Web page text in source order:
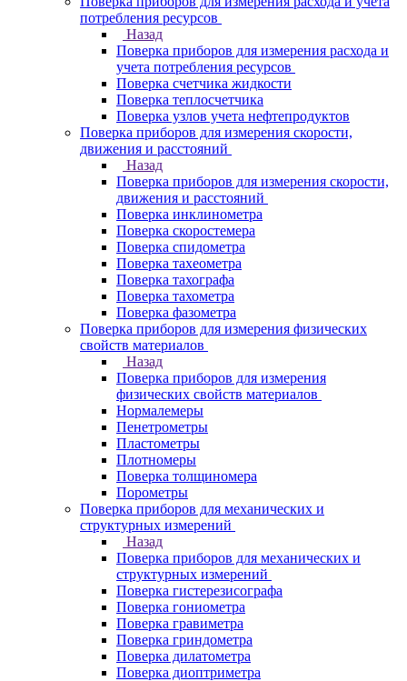
потребления ресурсов
Назад
Поверка приборов для измерения расхода и
учета потребления ресурсов
Поверка счетчика жидкости
Поверка теплосчетчика
Поверка узлов учета нефтепродуктов
Поверка приборов для измерения скорости,
движения и расстояний
Назад
Поверка приборов для измерения скорости,
движения и расстояний
Поверка инклинометра
Поверка скоростемера
Поверка спидометра
Поверка тахеометра
Поверка тахографа
Поверка тахометра
Поверка фазометра
Поверка приборов для измерения физических
свойств материалов
Назад
Поверка приборов для измерения
физических свойств материалов
Нормалемеры
Пенетрометры
Пластометры
Плотномеры
Поверка толщиномера
Порометры
Поверка приборов для механических и
структурных измерений
Назад
Поверка приборов для механических и
структурных измерений
Поверка гистерезисографа
Поверка гониометра
Поверка гравиметра
Поверка гриндометра
Поверка дилатометра
Поверка диоптриметра